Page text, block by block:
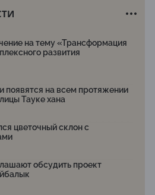
на тему «Трансформация
развития
появятся на всем протяжении
Тауке хана
цветочный склон с
обсудить проект